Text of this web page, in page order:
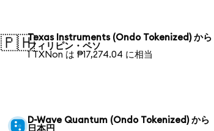
🇵🇭Texas Instruments (Ondo Tokenized) から
フィリピン・ペソ
1 TXNon は ₱17,274.04 に相当
D-Wave Quantum (Ondo Tokenized) から
日本円